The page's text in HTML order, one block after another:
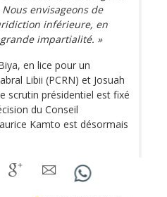
envisageons de
inférieure, en
impartialité. »
en lice pour un
Libii (PCRN) et Josuah
scrutin présidentiel est fixé
du Conseil
Kamto est désormais